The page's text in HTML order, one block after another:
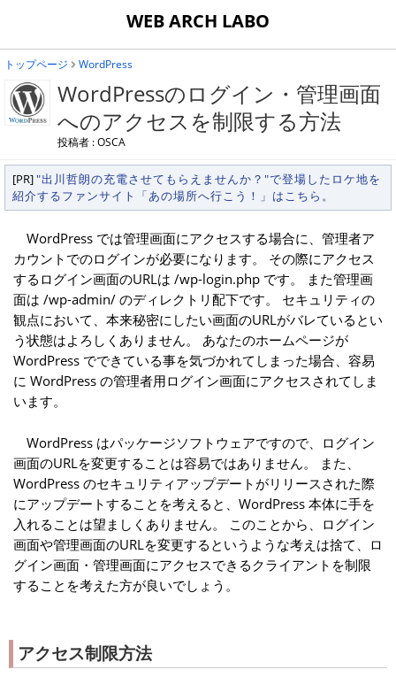
WEB ARCH LABO
トップページ WordPress
WordPressのログイン・管理画面
へのアクセスを制限する方法
投稿者 : OSCA
[PR]"出川哲朗の充電させてもらえませんか？"で登場したロケ地を
紹介するファンサイト「あの場所へ行こう！」はこちら。
WordPress では管理画面にアクセスする場合に、管理者ア
カウントでのログインが必要になります。 その際にアクセス
するログイン画面のURLは /wp-login.php です。 また管理画
面は /wp-admin/ のディレクトリ配下です。 セキュリティの
観点において、本来秘密にしたい画面のURLがバレているとい
う状態はよろしくありません。 あなたのホームページが
WordPress でできている事を気づかれてしまった場合、容易
に WordPress の管理者用ログイン画面にアクセスされてしま
います。
WordPress はパッケージソフトウェアですので、ログイン
画面のURLを変更することは容易ではありません。 また、
WordPress のセキュリティアップデートがリリースされた際
にアップデートすることを考えると、WordPress 本体に手を
入れることは望ましくありません。 このことから、ログイン
画面や管理画面のURLを変更するというような考えは捨て、ロ
グイン画面・管理画面にアクセスできるクライアントを制限
することを考えた方が良いでしょう。
アクセス制限方法